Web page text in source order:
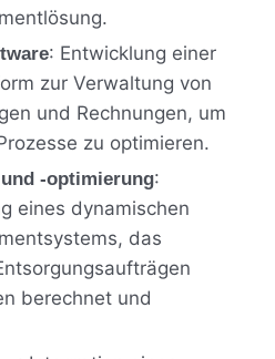
: Entwicklung einer
zur Verwaltung von
und Rechnungen, um
zu optimieren.
-optimierung:
eines dynamischen
das
berechnet und